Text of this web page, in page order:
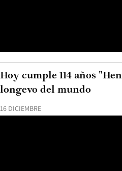
16 DICIEMBRE
Hoy cumple 114 años
longevo del mundo